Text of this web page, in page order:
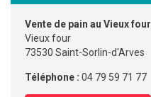
Vente de pain au Vieux four
Vieux four
73530 Saint-Sorlin-d'Arves
Téléphone : 04 79 59 71 77